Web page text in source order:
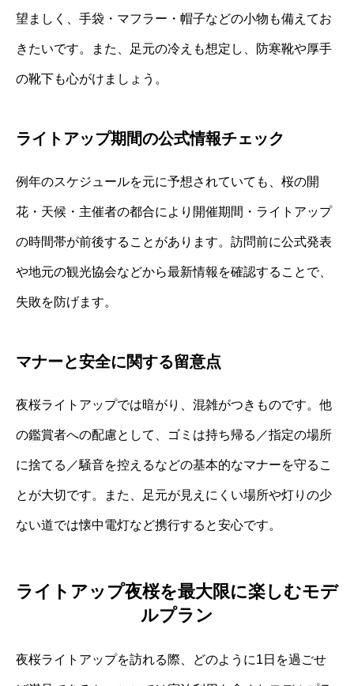
望ましく、手袋・マフラー・帽子などの小物も備えてお
きたいです。また、足元の冷えも想定し、防寒靴や厚手
の靴下も心がけましょう。
ライトアップ期間の公式情報チェック
例年のスケジュールを元に予想されていても、桜の開
花・天候・主催者の都合により開催期間・ライトアップ
の時間帯が前後することがあります。訪問前に公式発表
や地元の観光協会などから最新情報を確認することで、
失敗を防げます。
マナーと安全に関する留意点
夜桜ライトアップでは暗がり、混雑がつきものです。他
の鑑賞者への配慮として、ゴミは持ち帰る／指定の場所
に捨てる／騒音を控えるなどの基本的なマナーを守るこ
とが大切です。また、足元が見えにくい場所や灯りの少
ない道では懐中電灯など携行すると安心です。
ライトアップ夜桜を最大限に楽しむモデ
ルプラン
夜桜ライトアップを訪れる際、どのように1日を過ごせ